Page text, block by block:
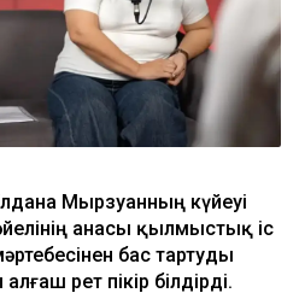
Мырзуанның күйеуі
анасы қылмыстық іс
бас тартуды
рет пікір білдірді.